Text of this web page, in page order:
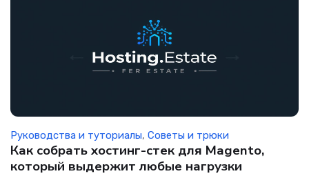
Руководства и туториалы, Советы и трюки
Как собрать хостинг-стек для Magento,
который выдержит любые нагрузки